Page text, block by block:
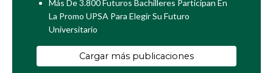
Más De 3.800 Futuros Bachilleres Participan En
La Promo UPSA Para Elegir Su Futuro
Universitario
Cargar más publicaciones